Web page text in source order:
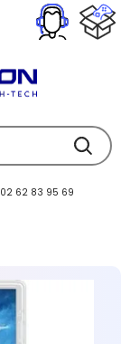
02 62 83 95 69